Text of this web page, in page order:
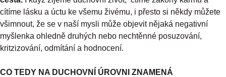
cítíme lásku a úctu ke všemu živému, i přesto si někdy můžete
všimnout, že se v naší mysli může objevit nějaká negativní
myšlenka ohledně druhých nebo nechtěnné posuzování,
kritzizování, odmítání a hodnocení.
CO TEDY NA DUCHOVNÍ ÚROVNI ZNAMENÁ